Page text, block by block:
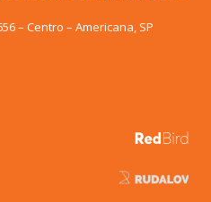
– Centro – Americana, SP